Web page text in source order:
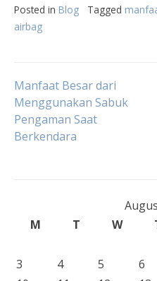
Posted in Blog Tagged
airbag
Post
navigation
Manfaat Besar dari
Menggunakan Sabuk
Pengaman Saat
Berkendara
M
T W
3
4 5 6